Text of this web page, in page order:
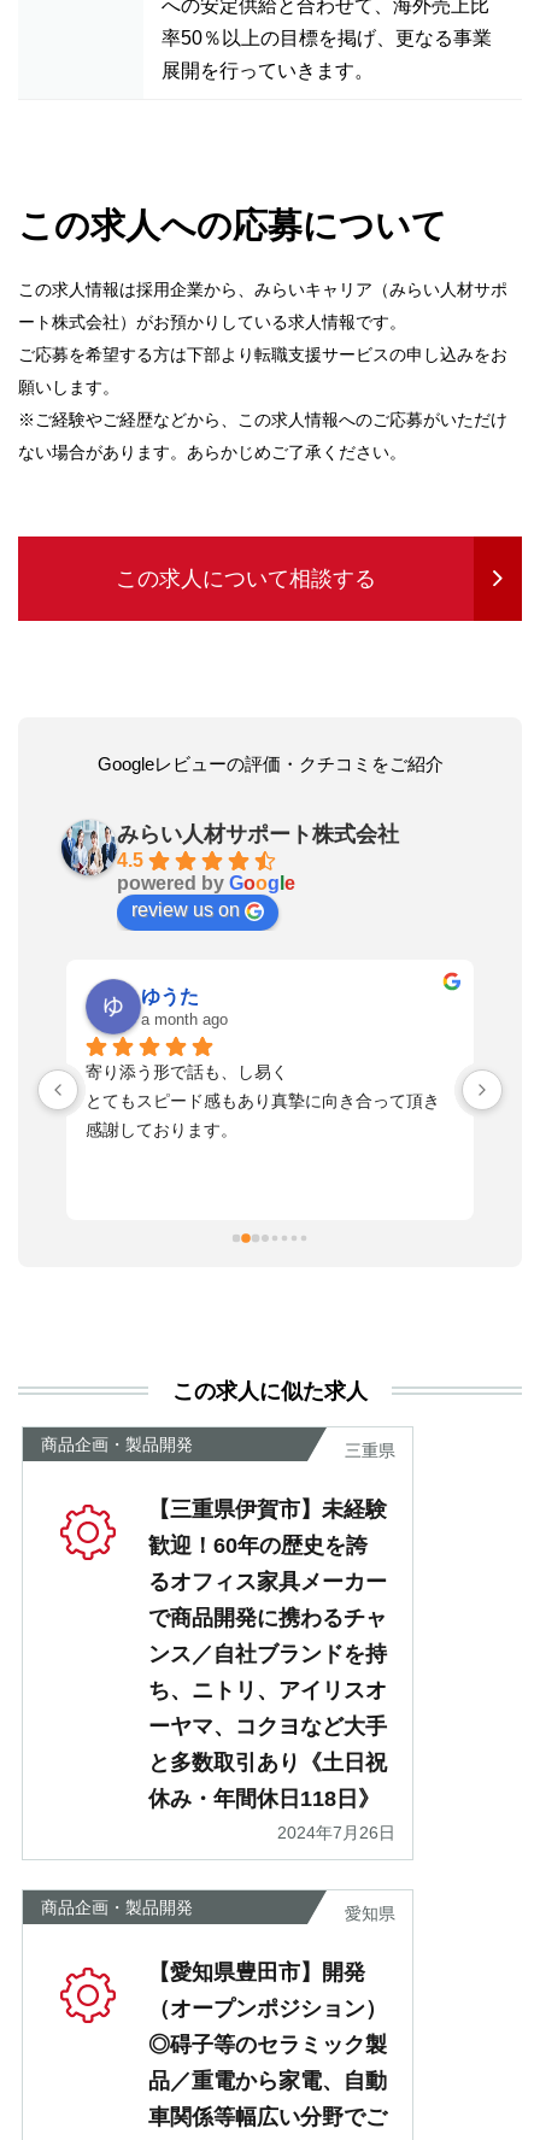
への安定供給と合わせて、海外売上比
率50％以上の目標を掲げ、更なる事業
展開を行っていきます。
この求人への応募について
この求人情報は採用企業から、みらいキャリア（みらい人材サポ
ート株式会社）がお預かりしている求人情報です。
ご応募を希望する方は下部より転職支援サービスの申し込みをお
願いします。
※ご経験やご経歴などから、この求人情報へのご応募がいただけ
ない場合があります。あらかじめご了承ください。
この求人について相談する
Googleレビューの評価・クチコミをご紹介
みらい人材サポート株式会社
4.5
powered by Goog e
review us on
ゆうた
a month ago
寄り添う形で話も、し易く
とてもスピード感もあり真摯に向き合って頂き
感謝しております。
が
この求人に似た求人
商品企画・製品開発 三重県
【三重県伊賀市】未経験
歓迎！60年の歴史を誇
るオフィス家具メーカー
で商品開発に携わるチャ
ンス／自社ブランドを持
ち、ニトリ、アイリスオ
ーヤマ、コクヨなど大手
と多数取引あり《土日祝
休み・年間休日118日》
2024年7月26日
商品企画・製品開発 愛知県
【愛知県豊田市】開発
（オープンポジション）
◎碍子等のセラミック製
品／重電から家電、自動
車関係等幅広い分野でご